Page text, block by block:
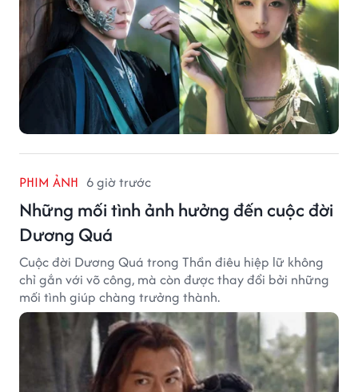
PHIM ẢNH 6 giờ trước
Những mối tình ảnh hưởng đến cuộc đời
Dương Quá
Cuộc đời Dương Quá trong Thần điêu hiệp lữ không
chỉ gắn với võ công, mà còn được thay đổi bởi những
mối tình giúp chàng trưởng thành.